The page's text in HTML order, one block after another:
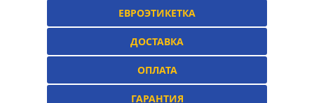
ЕВРОЭТИКЕТКА
ДОСТАВКА
ОПЛАТА
ГАРАНТИЯ